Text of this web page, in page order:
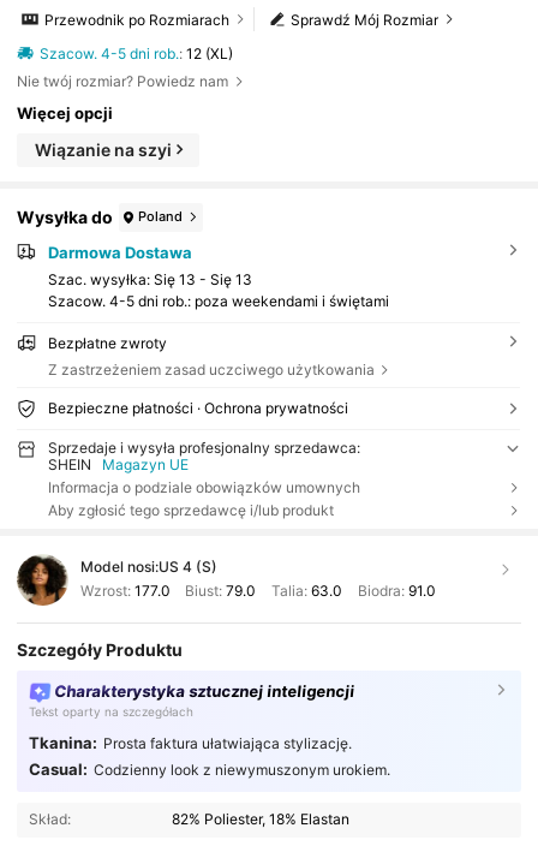
Sprawdź Mój Rozmiar
Przewodnik po Rozmiarach
Szacow. 4-5 dni rob.:12 (XL)
Nie twój rozmiar? Powiedz nam
Więcej opcji
Wiązanie na szyi
Wysyłka do Poland
Darmowa Dostawa
Szac. wysyłka: Się 13 - Się 13
Szacow. 4-5 dni rob.: poza weekendami i świętami
Bezpłatne zwroty
Z zastrzeżeniem zasad uczciwego użytkowania
Bezpieczne płatności · Ochrona prywatności
Sprzedaje i wysyła profesjonalny sprzedawca:
SHEIN
Magazyn UE
Informacja o podziale obowiązków umownych
Aby zgłosić tego sprzedawcę i/lub produkt
Model nosi:US 4 (S)
Wzrost: 177.0 Biust:79.0 Talia: 63.0 Biodra: 91.0
Szczegóły Produktu
Charakterystyka sztucznej inteligencji
Tekst oparty na szczegółach
Tkanina: Prosta faktura ułatwiająca stylizację.
Casual: Codzienny look z niewymuszonym urokiem.
Skład: 82% Poliester, 18% Elastan